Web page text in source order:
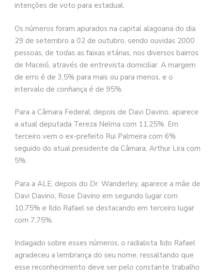
intenções de voto para estadual.
Os números foram apurados na capital alagoana do dia
29 de setembro a 02 de outubro, sendo ouvidas 2000
pessoas, de todas as faixas etárias, nos diversos bairros
de Maceió, através de entrevista domiciliar. A margem
de erro é de 3,5% para mais ou para menos, e o
intervalo de confiança é de 95%.
Para a Câmara Federal, depois de Davi Davino, aparece
a atual deputada Tereza Nelma com 11,25%. Em
terceiro vem o ex-prefeito Rui Palmeira com 6%
seguido do atual presidente da Câmara, Arthur Lira com
5%.
Para a ALE, depois do Dr. Wanderley, aparece a mãe de
Davi Davino, Rose Davino em segundo lugar com
10,75% e Ildo Rafael se destacando em terceiro lugar
com 7,75%.
Indagado sobre esses números, o radialista Ildo Rafael
agradeceu a lembrança do seu nome, ressaltando que
esse reconhecimento deve ser pelo constante trabalho